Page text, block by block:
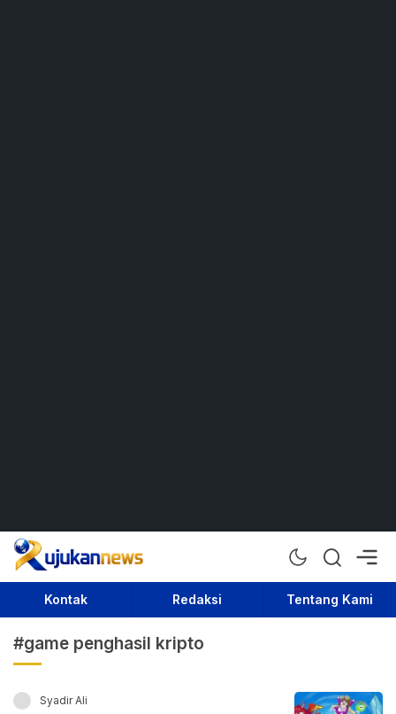
Rujukan News
Satu Rujukan Sejuta Informasi
Kontak Redaksi Tentang Kami
#game penghasil kripto
Syadir Ali